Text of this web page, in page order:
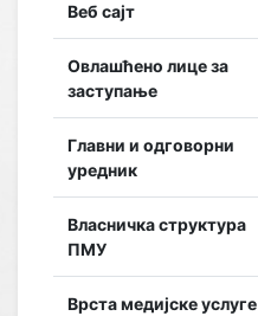
Веб сајт
Овлашћено лице за
заступање
Главни и одговорни
уредник
Власничка структура
ПМУ
Врста медијске услуге